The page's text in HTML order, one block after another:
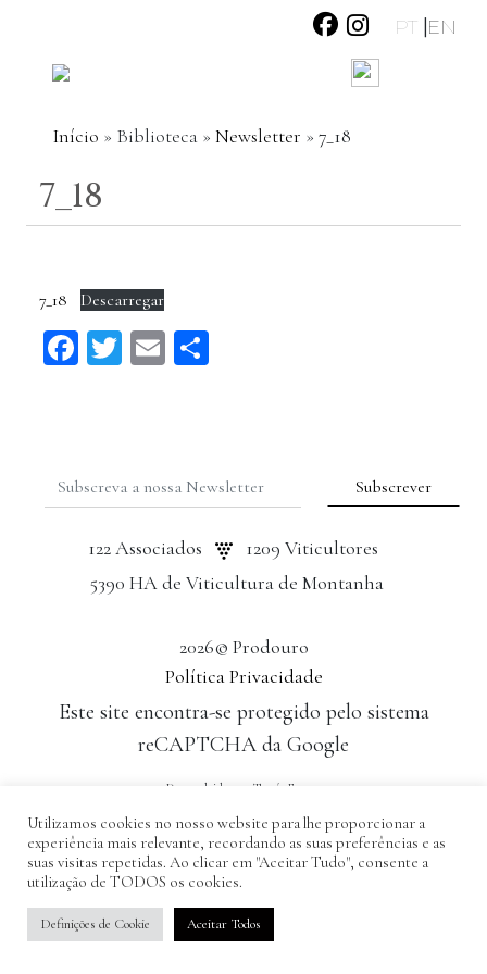
PT EN
Início » Biblioteca » Newsletter » 7_18
7_18
7_18 Descarregar
Facebook
Twitter
Email
2026© Prodouro
Política Privacidade
Este site encontra-se protegido pelo sistema
reCAPTCHA da Google
Desenvolvido por: Tomás Esteves
122 Associados
1209 Viticultores
5390 HA de Viticultura de Montanha
Utilizamos cookies no nosso website para lhe proporcionar a
experiência mais relevante, recordando as suas preferências e as
suas visitas repetidas. Ao clicar em "Aceitar Tudo", consente a
utilização de TODOS os cookies.
Definições de Cookie Aceitar Todos